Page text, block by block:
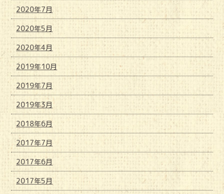
2020年7月
2020年5月
2020年4月
2019年10月
2019年7月
2019年3月
2018年6月
2017年7月
2017年6月
2017年5月